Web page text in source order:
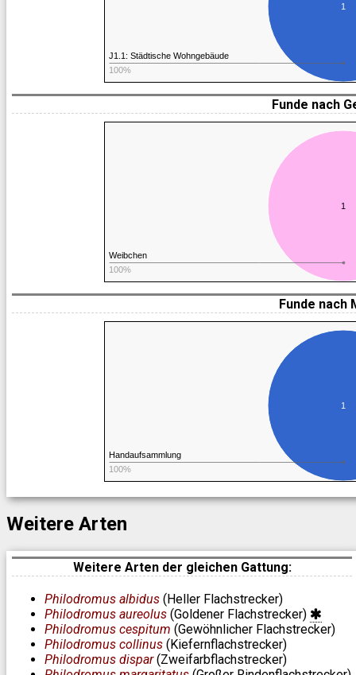
1
J1.1: Städtische Wohngebäude
100%
Funde nach
1
Weibchen
100%
Funde nach
1
Handaufsammlung
100%
Weitere Arten
Weitere Arten der gleichen Gattung:
Philodromus albidus (Heller Flachstrecker)
Philodromus aureolus (Goldener Flachstrecker)
Philodromus cespitum (Gewöhnlicher Flachstrecker)
Philodromus collinus (Kiefernflachstrecker)
Philodromus dispar(Zweifarbflachstrecker)